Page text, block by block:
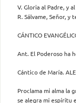
V. Gloria al Padre, y
R. Sálvame, Señor, y
CÁNTICO
Ant. El Poderoso ha
Cántico de María.
Proclama mi alma la
se alegra mi espíritu